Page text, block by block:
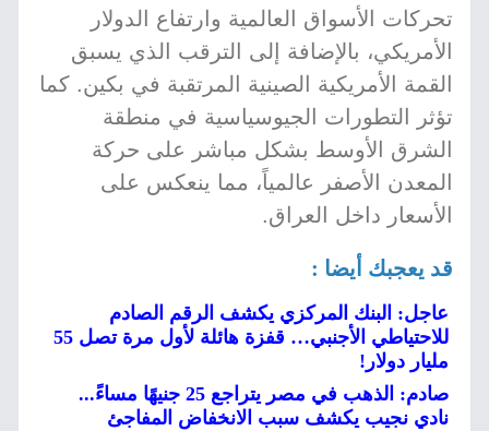
تحركات الأسواق العالمية وارتفاع الدولار
الأمريكي، بالإضافة إلى الترقب الذي يسبق
القمة الأمريكية الصينية المرتقبة في بكين. كما
تؤثر التطورات الجيوسياسية في منطقة
الشرق الأوسط بشكل مباشر على حركة
المعدن الأصفر عالمياً، مما ينعكس على
الأسعار داخل العراق.
قد يعجبك أيضا :
عاجل: البنك المركزي يكشف الرقم الصادم
للاحتياطي الأجنبي… قفزة هائلة لأول مرة تصل 55
مليار دولار!
صادم: الذهب في مصر يتراجع 25 جنيهًا مساءً...
نادي نجيب يكشف سبب الانخفاض المفاجئ